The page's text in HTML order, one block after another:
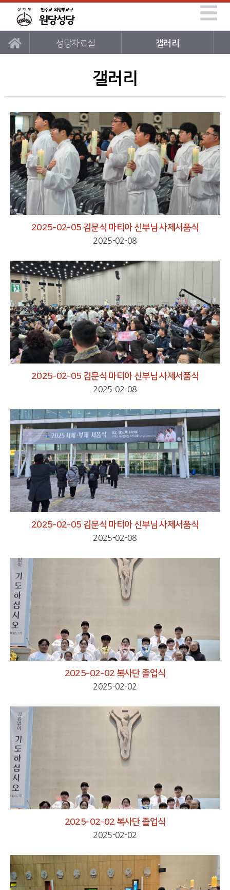
성당자료실 갤러리
갤러리
2025-02-05 김문식 마티아 신부님 사제서품식
2025-02-08
2025-02-05 김문식 마티아 신부님 사제서품식
2025-02-08
2025-02-05 김문식 마티아 신부님 사제서품식
2025-02-08
2025-02-02 복사단 졸업식
2025-02-02
2025-02-02 복사단 졸업식
2025-02-02